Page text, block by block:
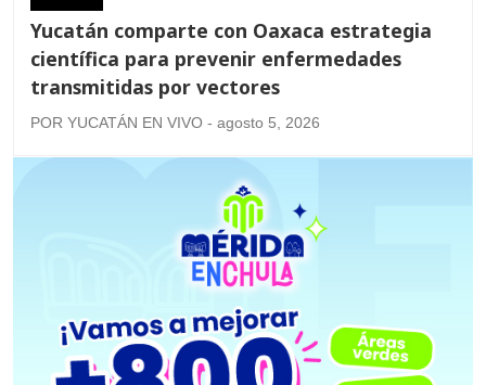
Yucatán comparte con Oaxaca estrategia
científica para prevenir enfermedades
transmitidas por vectores
POR YUCATÁN EN VIVO - agosto 5, 2026